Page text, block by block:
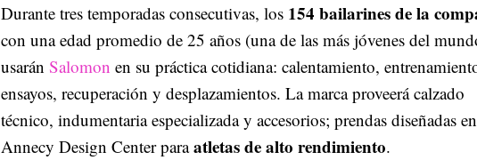
Durante tres temporadas consecutivas, los 154 bailarines de la
con una edad promedio de 25 años (una de las más jóvenes del
usarán Salomon en su práctica cotidiana: calentamiento,
ensayos, recuperación y desplazamientos. La marca proveerá calzado
técnico, indumentaria especializada y accesorios; prendas diseñadas
Annecy Design Center paraatletas de alto rendimiento.